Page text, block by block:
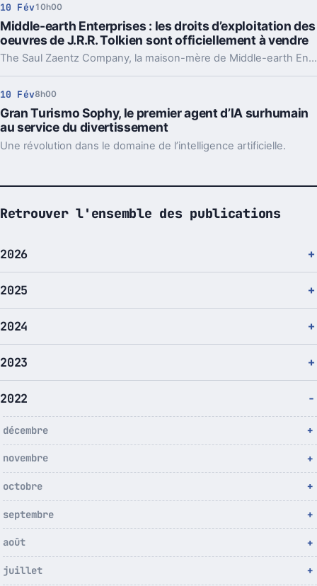
10 Fév10h00
Middle-earth Enterprises : les droits d’exploitation des
oeuvres de J.R.R. Tolkien sont officiellement à vendre
The Saul Zaentz Company, la maison-mère de Middle-earth Enterprises, souhaite céder les droits cinématographiques et vidéoludiques du Seigneur des Anneaux et du Hobbit pour deux milliards de dollars.
10 Fév8h00
Gran Turismo Sophy, le premier agent d’IA surhumain
au service du divertissement
Une révolution dans le domaine de l’intelligence artificielle.
Retrouver l'ensemble des publications
2026
2025
2024
2023
2022
décembre
novembre
octobre
septembre
août
juillet